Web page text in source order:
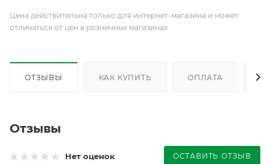
Цена действительна только для интернет-магазина и может
отличаться от цен в розничных магазинах
ОТЗЫВЫ КАК КУПИТЬ ОПЛАТА
Отзывы
Нет оценок ОСТАВИТЬ ОТЗЫВ